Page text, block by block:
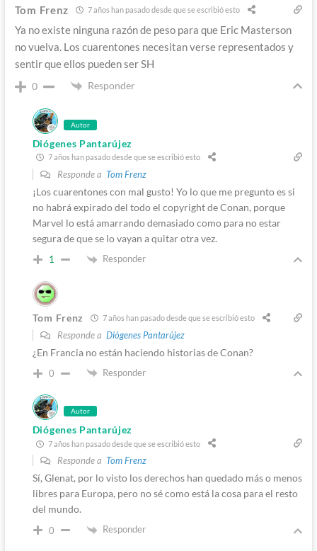
Tom Frenz 7 años han pasado desde que se escribió esto
Ya no existe ninguna razón de peso para que Eric Masterson
no vuelva. Los cuarentones necesitan verse representados y
sentir que ellos pueden ser SH
0 Responder
Autor
Diógenes Pantarújez
7 años han pasado desde que se escribió esto
Responde a Tom Frenz
¡Los cuarentones con mal gusto! Yo lo que me pregunto es si
no habrá expirado del todo el copyright de Conan, porque
Marvel lo está amarrando demasiado como para no estar
segura de que se lo vayan a quitar otra vez.
1 Responder
Tom Frenz 7 años han pasado desde que se escribió esto
Responde a Diógenes Pantarújez
¿En Francia no están haciendo historias de Conan?
0 Responder
Autor
Diógenes Pantarújez
7 años han pasado desde que se escribió esto
Responde a Tom Frenz
Sí, Glenat, por lo visto los derechos han quedado más o menos
libres para Europa, pero no sé como está la cosa para el resto
del mundo.
0 Responder